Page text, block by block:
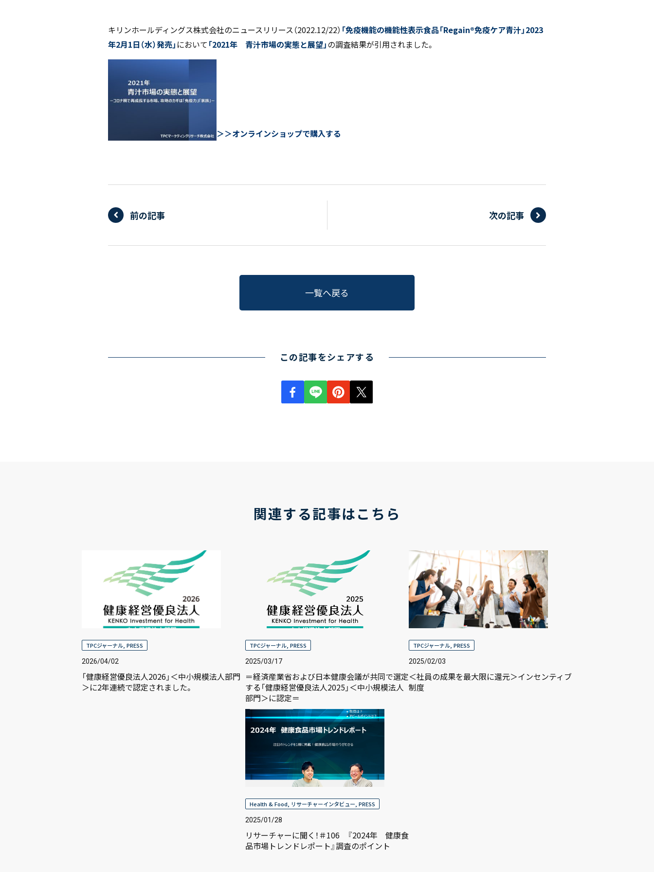
キリンホールディングス株式会社のニュースリリース（2022.12/22） 「免疫機能の機能性表示食品「Regain®免疫ケア⻘汁」2023
年2⽉1⽇（水）発売」 において 「2021年 青汁市場の実態と展望」の調査結果が引用されました。
＞＞オンラインショップで購入する
前の記事 次の記事
一覧へ戻る
この記事をシェアする
関連する記事はこちら
TPCジャーナル PRESS
2026/04/02
「健康経営優良法人2026」＜中小規模法人部門
＞に2年連続で認定されました。
TPCジャーナル PRESS
2025/03/17
＝経済産業省および日本健康会議が共同で選定
する「健康経営優良法人2025」＜中小規模法人
部門＞に認定＝
TPCジャーナル PRESS
2025/02/03
＜社員の成果を最大限に還元＞インセンティブ
制度
Health & Food リサーチャーインタビュー PRESS
2025/01/28
リサーチャーに聞く！＃106 『2024年 健康食
品市場トレンドレポート』調査のポイント